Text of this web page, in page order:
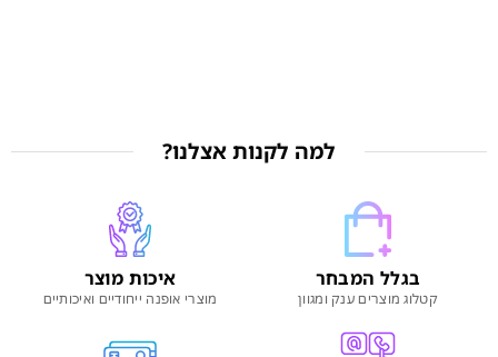
למה לקנות אצלנו?
בגלל המבחר
קטלוג מוצרים ענק ומגוון
איכות מוצר
מוצרי אופנה ייחודיים ואיכותיים